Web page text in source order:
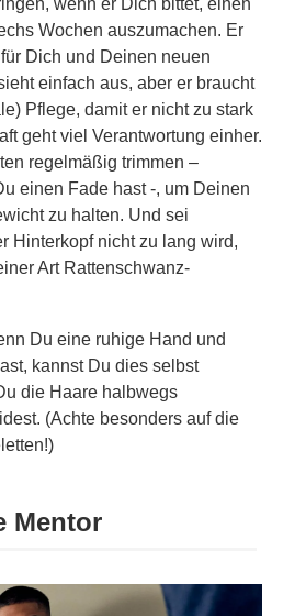
Wochen auszumachen. Er
Dich und Deinen neuen
einfach aus, aber er braucht
Pflege, damit er nicht zu stark
geht viel Verantwortung einher.
regelmäßig trimmen –
einen Fade hast -, um Deinen
zu halten. Und sei
Hinterkopf nicht zu lang wird,
Art Rattenschwanz-
Du eine ruhige Hand und
kannst Du dies selbst
die Haare halbwegs
(Achte besonders auf die
Mentor